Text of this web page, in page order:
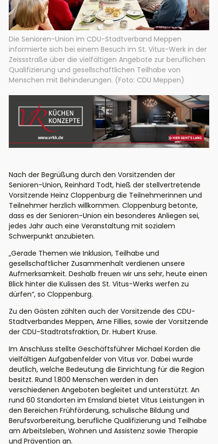
Die Senioren-Union im CDU-Stadtverband Meppen
informierte sich bei einem Besuch im St. Vitus-Werk in der
Zeissstraße über die vielfältigen Angebote zur beruflichen
Qualifizierung und gesellschaftlichen Teilhabe von
Menschen mit Behinderungen. (Foto: CDU Meppen)
Nach der Begrüßung durch den Vorsitzenden der
Senioren-Union, Reinhard Todt, hieß der stellvertretende
Vorsitzende Heinz Cloppenburg die Teilnehmerinnen und
Teilnehmer herzlich willkommen. Cloppenburg betonte,
dass es der Senioren-Union ein besonderes Anliegen sei,
jedes Jahr auch eine Veranstaltung mit sozialem
Schwerpunkt anzubieten.
„Gerade Themen wie Inklusion, Teilhabe und
gesellschaftlicher Zusammenhalt verdienen unsere
Aufmerksamkeit. Deshalb freuen wir uns sehr, heute einen
Blick hinter die Kulissen des St. Vitus-Werks werfen zu
dürfen“, so Cloppenburg.
Zu den Gästen zählten auch der Vorsitzende des CDU-
Stadtverbandes Meppen, Arne Fillies, sowie der Vorsitzende
der CDU-Stadtratsfraktion, Dr. Hubert Kruse.
Im Anschluss stellte Geschäftsführer Michael Korden die
vielfältigen Aufgabenfelder von Vitus vor. Dabei wurde
deutlich, welche Bedeutung die Einrichtung für die Region
besitzt. Rund 1.800 Menschen werden in den
verschiedenen Angeboten begleitet und unterstützt. An
rund 60 Standorten im Emsland bietet Vitus Leistungen in
den Bereichen Frühförderung, schulische Bildung und
Berufsvorbereitung, berufliche Qualifizierung und Teilhabe
am Arbeitsleben, Wohnen und Assistenz sowie Therapie
und Prävention an.